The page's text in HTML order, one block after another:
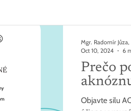
Prečo
Objavte silu
Mgr. Radomír Jůza,
Oct 10, 2024
6